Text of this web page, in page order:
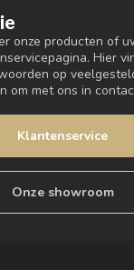
onze producten of
Hier
op
om met ons in
Klantenservice
Onze showroom